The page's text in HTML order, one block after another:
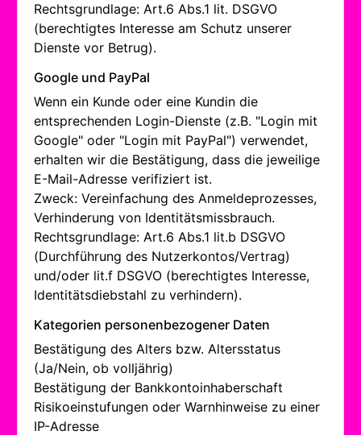
Rechtsgrundlage: Art.6 Abs.1 lit. DSGVO
(berechtigtes Interesse am Schutz unserer
Dienste vor Betrug).
Google und PayPal
Wenn ein Kunde oder eine Kundin die
entsprechenden Login-Dienste (z.B. "Login mit
Google" oder "Login mit PayPal") verwendet,
erhalten wir die Bestätigung, dass die jeweilige
E-Mail-Adresse verifiziert ist.
Zweck: Vereinfachung des Anmeldeprozesses,
Verhinderung von Identitätsmissbrauch.
Rechtsgrundlage: Art.6 Abs.1 lit.b DSGVO
(Durchführung des Nutzerkontos/Vertrag)
und/oder lit.f DSGVO (berechtigtes Interesse,
Identitätsdiebstahl zu verhindern).
Kategorien personenbezogener Daten
Bestätigung des Alters bzw. Altersstatus
(Ja/Nein, ob volljährig)
Bestätigung der Bankkontoinhaberschaft
Risikoeinstufungen oder Warnhinweise zu einer
IP-Adresse